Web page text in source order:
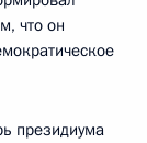
что он
президиума